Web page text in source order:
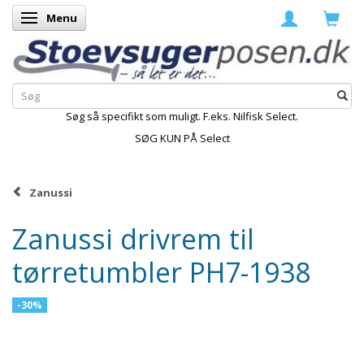
Skifte navigation
Menu
Søg så specifikt som muligt. F.eks. Nilfisk Select.
SØG KUN PÅ Select
Zanussi
Zanussi drivrem til
tørretumbler PH7-1938
-30%